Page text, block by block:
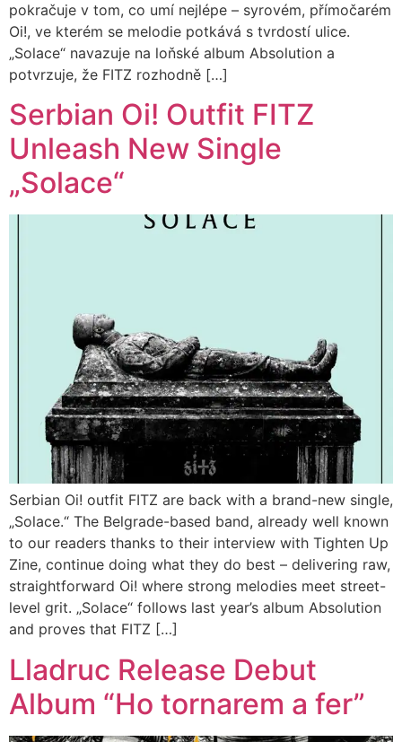
pokračuje v tom, co umí nejlépe – syrovém, přímočarém
Oi!, ve kterém se melodie potkává s tvrdostí ulice.
„Solace“ navazuje na loňské album Absolution a
potvrzuje, že FITZ rozhodně […]
Serbian Oi! Outfit FITZ
Unleash New Single
„Solace“
Serbian Oi! outfit FITZ are back with a brand-new single,
„Solace.“ The Belgrade-based band, already well known
to our readers thanks to their interview with Tighten Up
Zine, continue doing what they do best – delivering raw,
straightforward Oi! where strong melodies meet street-
level grit. „Solace“ follows last year’s album Absolution
and proves that FITZ […]
Lladruc Release Debut
Album “Ho tornarem a fer”